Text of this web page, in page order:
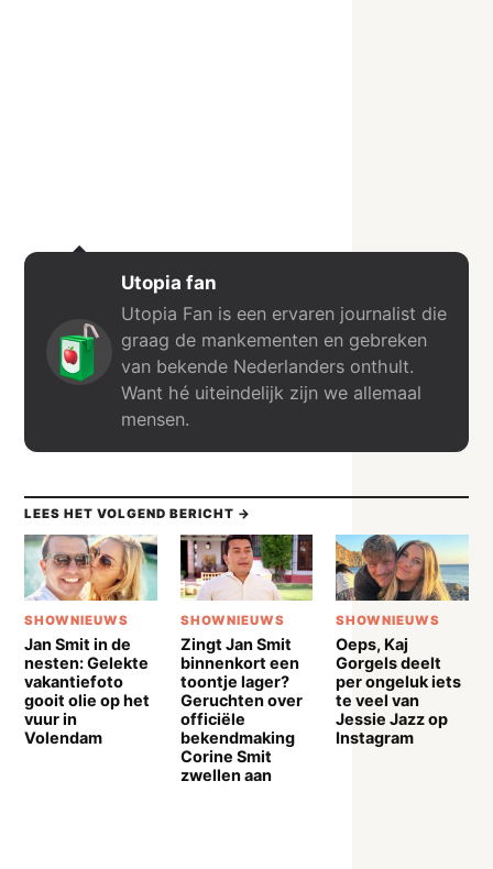
Utopia fan
Utopia Fan is een ervaren journalist die
graag de mankementen en gebreken
van bekende Nederlanders onthult.
Want hé uiteindelijk zijn we allemaal
mensen.
LEES HET VOLGEND BERICHT →
SHOWNIEUWS
Jan Smit in de
nesten: Gelekte
vakantiefoto
gooit olie op het
vuur in
Volendam
SHOWNIEUWS
Zingt Jan Smit
binnenkort een
toontje lager?
Geruchten over
officiële
bekendmaking
Corine Smit
zwellen aan
SHOWNIEUWS
Oeps, Kaj
Gorgels deelt
per ongeluk iets
te veel van
Jessie Jazz op
Instagram